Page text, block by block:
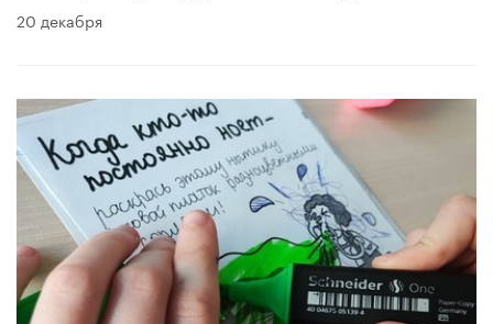
20 декабря